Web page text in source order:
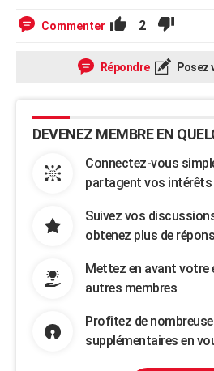
Commenter 2
Répondre Posez
DEVENEZ MEMBRE EN
Connectez-vous
partagent vos intérêts
Suivez vos
obtenez plus de
Mettez en avant votre
autres membres
Profitez de
supplémentaires en